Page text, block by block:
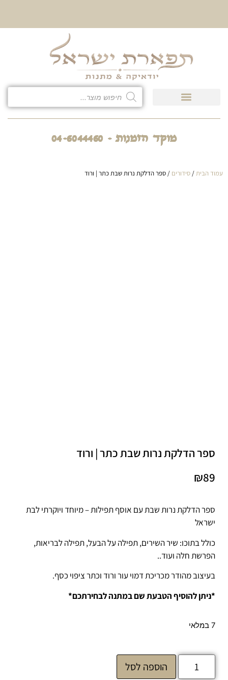
מוקד הזמנות - 04-6044460
עמוד הבית/ סידורים / ספר הדלקת נרות שבת כתר | ורוד
ספר הדלקת נרות שבת כתר | ורוד
₪89
ספר הדלקת נרות שבת עם אוסף תפילות – מיוחד ויוקרתי לבת
ישראל
כולל בתוכו: שיר השירים, תפילה על הבעל, תפילה לבריאות,
הפרשת חלה ועוד..
בעיצוב מהודר מכריכת דמוי עור ורוד וכתר ציפוי כסף.
*ניתן להוסיף הטבעת שם במתנה לבחירתכם*
7 במלאי
הוספה לסל